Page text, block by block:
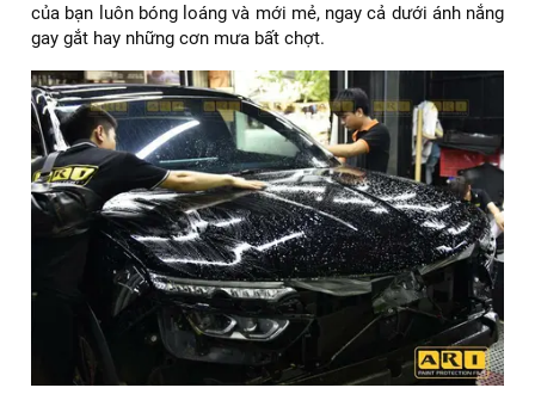
của bạn luôn bóng loáng và mới mẻ, ngay cả dưới ánh nắng
gay gắt hay những cơn mưa bất chợt.